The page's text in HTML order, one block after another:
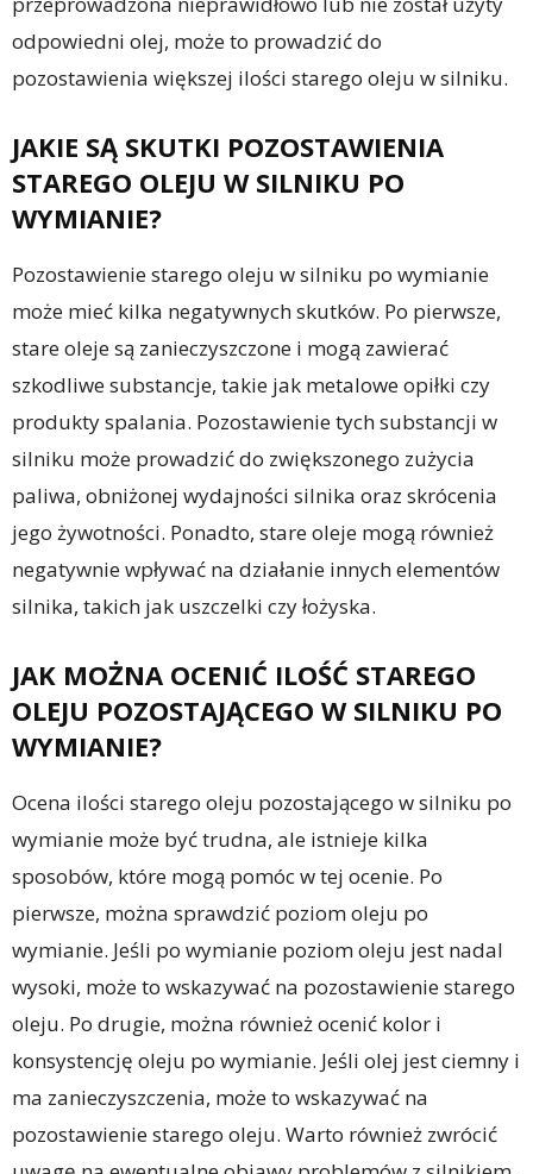
odpowiedni olej, może to prowadzić do
pozostawienia większej ilości starego oleju w silniku.
JAKIE SĄ SKUTKI POZOSTAWIENIA
STAREGO OLEJU W SILNIKU PO
WYMIANIE?
Pozostawienie starego oleju w silniku po wymianie
może mieć kilka negatywnych skutków. Po pierwsze,
stare oleje są zanieczyszczone i mogą zawierać
szkodliwe substancje, takie jak metalowe opiłki czy
produkty spalania. Pozostawienie tych substancji w
silniku może prowadzić do zwiększonego zużycia
paliwa, obniżonej wydajności silnika oraz skrócenia
jego żywotności. Ponadto, stare oleje mogą również
negatywnie wpływać na działanie innych elementów
silnika, takich jak uszczelki czy łożyska.
JAK MOŻNA OCENIĆ ILOŚĆ STAREGO
OLEJU POZOSTAJĄCEGO W SILNIKU PO
WYMIANIE?
Ocena ilości starego oleju pozostającego w silniku po
wymianie może być trudna, ale istnieje kilka
sposobów, które mogą pomóc w tej ocenie. Po
pierwsze, można sprawdzić poziom oleju po
wymianie. Jeśli po wymianie poziom oleju jest nadal
wysoki, może to wskazywać na pozostawienie starego
oleju. Po drugie, można również ocenić kolor i
konsystencję oleju po wymianie. Jeśli olej jest ciemny i
ma zanieczyszczenia, może to wskazywać na
pozostawienie starego oleju. Warto również zwrócić